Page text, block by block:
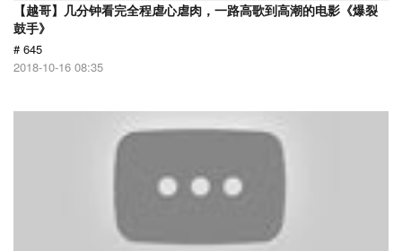
【越哥】几分钟看完全程虐心虐肉，一路高歌到高潮的电影《爆裂
鼓手》
# 645
2018-10-16 08:35